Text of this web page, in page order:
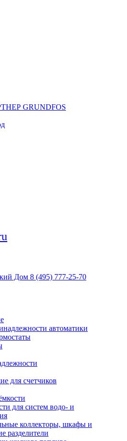
GRUNDFOS
8 (495) 777-25-70
автоматики
для счетчиков
для систем водо- и
коллекторы, шкафы и
разделители